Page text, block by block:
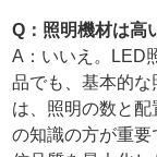
Q：照明機材は高
A：いいえ。LED
品でも、基本的
は、照明の数と
の知識の方が重